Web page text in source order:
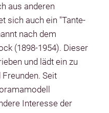
aus anderen
sich auch ein "Tante-
nach dem
(1898-1954). Dieser
und lädt ein zu
Seit
Interesse der